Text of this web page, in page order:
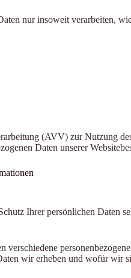
nur insoweit verarbeiten,
(AVV) zur Nutzung
Daten unserer
Ihrer persönlichen Daten
verschiedene
wir erheben und wofür wir